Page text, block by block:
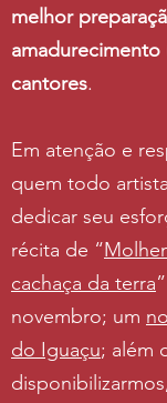
melhor
amadurecimento
cantores.
Em atenção e
quem todo
dedicar seu
récita de “
cachaça da terra
novembro; um
do Iguaçu; além